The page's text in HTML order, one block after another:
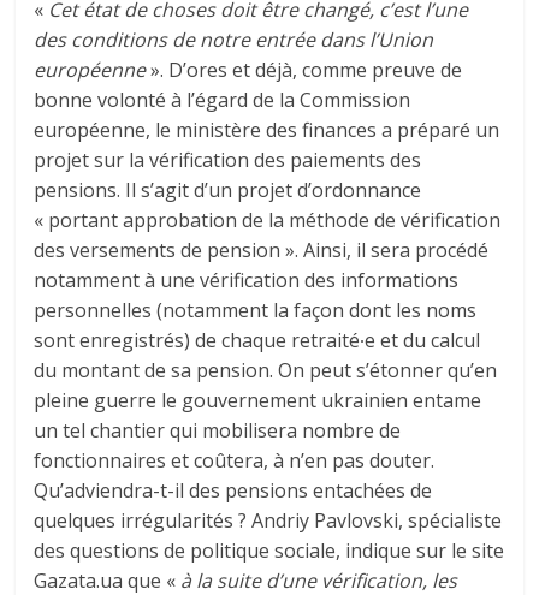
« Cet état de choses doit être changé, c’est l’une
des conditions de notre entrée dans l’Union
européenne». D’ores et déjà, comme preuve de
bonne volonté à l’égard de la Commission
européenne, le ministère des finances a préparé un
projet sur la vérification des paiements des
pensions. Il s’agit d’un projet d’ordonnance
« portant approbation de la méthode de vérification
des versements de pension ». Ainsi, il sera procédé
notamment à une vérification des informations
personnelles (notamment la façon dont les noms
sont enregistrés) de chaque retraité∙e et du calcul
du montant de sa pension. On peut s’étonner qu’en
pleine guerre le gouvernement ukrainien entame
un tel chantier qui mobilisera nombre de
fonctionnaires et coûtera, à n’en pas douter.
Qu’adviendra-t-il des pensions entachées de
quelques irrégularités ? Andriy Pavlovski, spécialiste
des questions de politique sociale, indique sur le site
Gazata.ua que « à la suite d’une vérification, les